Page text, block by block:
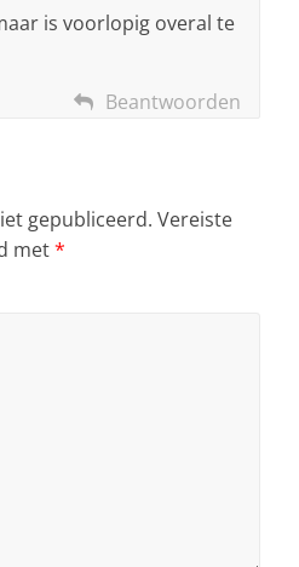
is voorlopig overal te
Beantwoorden
gepubliceerd. Vereiste
met*